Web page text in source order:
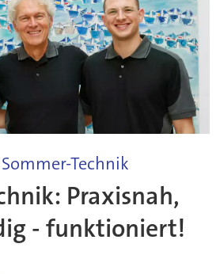
Technik
Praxisnah,
- funktioniert!